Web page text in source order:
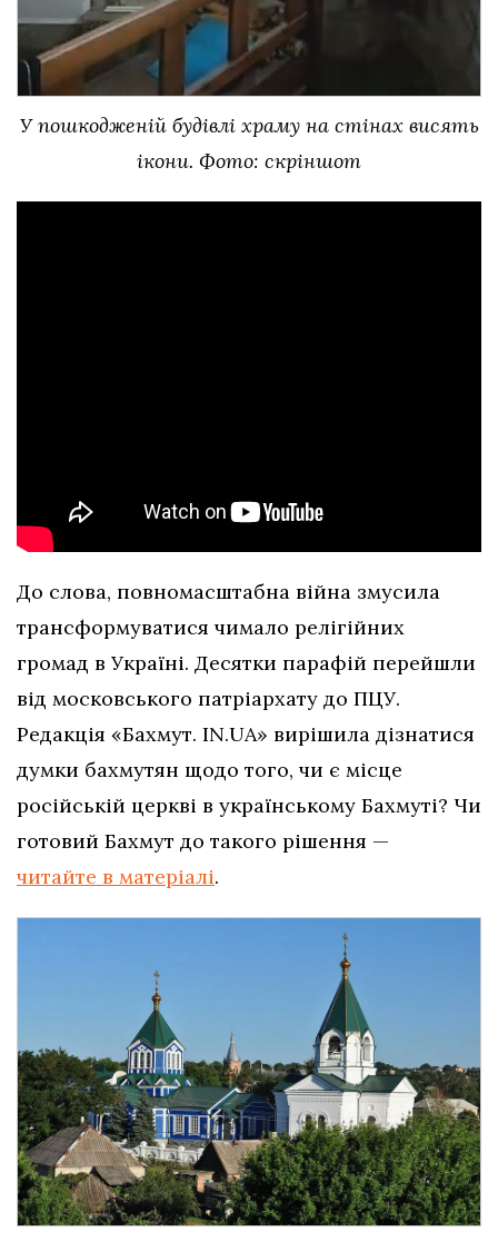
У пошкодженій будівлі храму на стінах висять
ікони. Фото: скріншот
До слова, повномасштабна війна змусила
трансформуватися чимало релігійних
громад в Україні. Десятки парафій перейшли
від московського патріархату до ПЦУ.
Редакція «Бахмут. IN.UA» вирішила дізнатися
думки бахмутян щодо того, чи є місце
російській церкві в українському Бахмуті? Чи
готовий Бахмут до такого рішення —
читайте в матеріалі.